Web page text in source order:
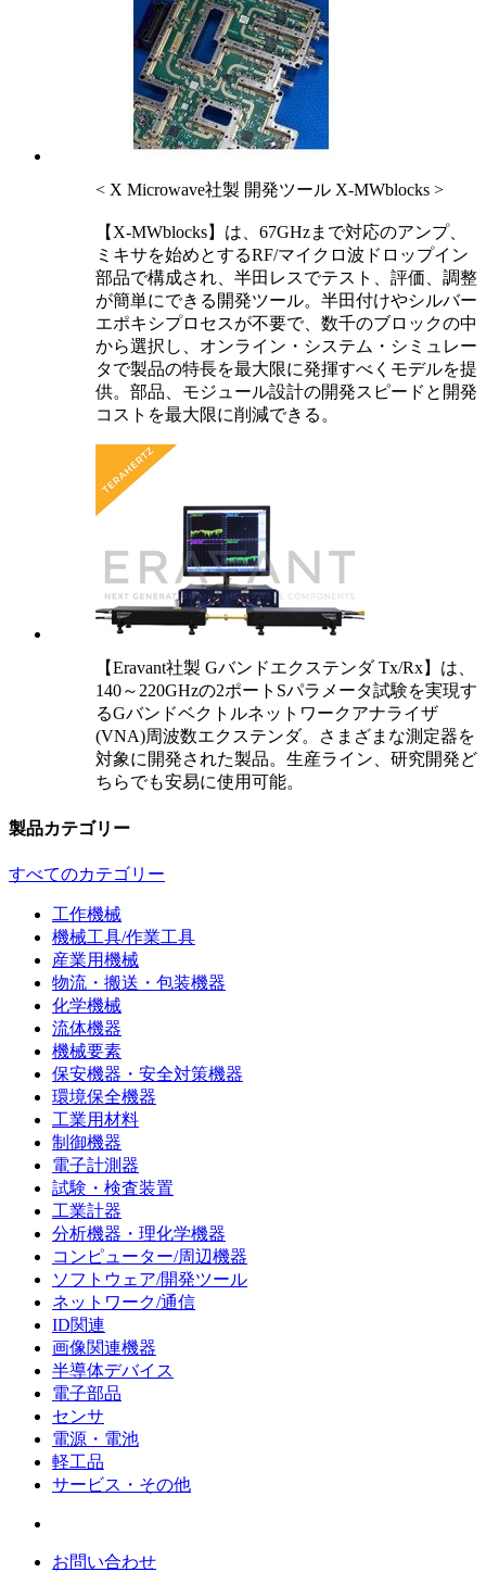
< X Microwave社製 開発ツール X-MWblocks >
【X-MWblocks】は、67GHzまで対応のアンプ、
ミキサを始めとするRF/マイクロ波ドロップイン
部品で構成され、半田レスでテスト、評価、調整
が簡単にできる開発ツール。半田付けやシルバー
エポキシプロセスが不要で、数千のブロックの中
から選択し、オンライン・システム・シミュレー
タで製品の特長を最大限に発揮すべくモデルを提
供。部品、モジュール設計の開発スピードと開発
コストを最大限に削減できる。
【Eravant社製 Gバンドエクステンダ Tx/Rx】は、
140～220GHzの2ポートSパラメータ試験を実現す
るGバンドベクトルネットワークアナライザ
(VNA)周波数エクステンダ。さまざまな測定器を
対象に開発された製品。生産ライン、研究開発ど
ちらでも安易に使用可能。
製品カテゴリー
すべてのカテゴリー
工作機械
機械工具/作業工具
産業用機械
物流・搬送・包装機器
化学機械
流体機器
機械要素
保安機器・安全対策機器
環境保全機器
工業用材料
制御機器
電子計測器
試験・検査装置
工業計器
分析機器・理化学機器
コンピューター/周辺機器
ソフトウェア/開発ツール
ネットワーク/通信
ID関連
画像関連機器
半導体デバイス
電子部品
センサ
電源・電池
軽工品
サービス・その他
お問い合わせ